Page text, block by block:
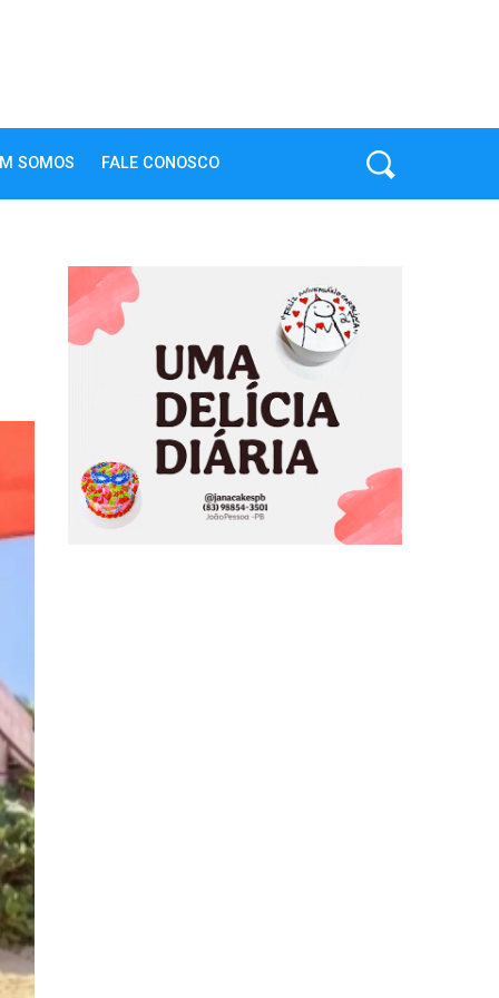
SOMOS FALE CONOSCO